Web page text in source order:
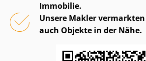
Immobilie.
Unsere Makler
auch Objekte in der Nähe.